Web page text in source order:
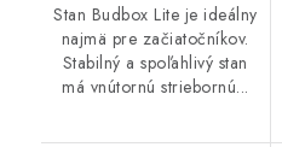
Stan Budbox Lite je ideálny
najmä pre začiatočníkov.
Stabilný a spoľahlivý stan
má vnútornú striebornú...